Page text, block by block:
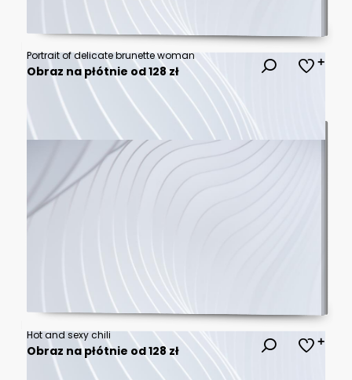
Portrait of delicate brunette woman
Obraz na płótnie od 128 zł
Hot and sexy chili
Obraz na płótnie od 128 zł